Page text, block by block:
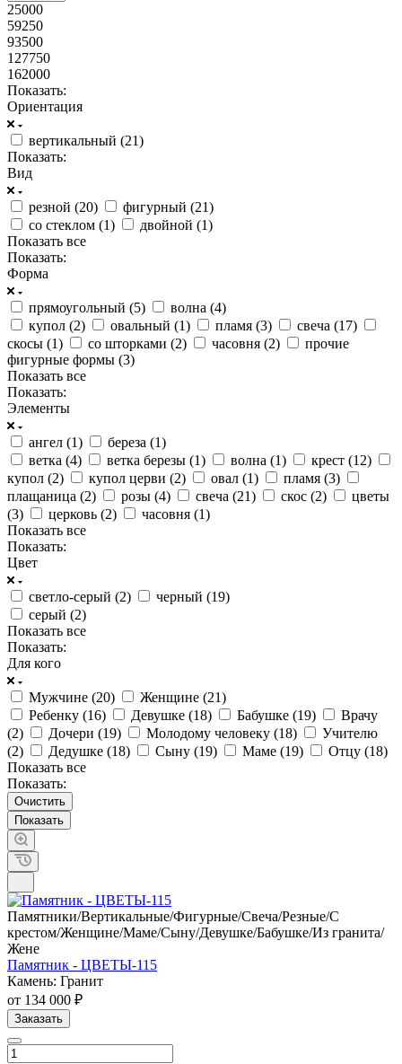
25000
59250
93500
127750
162000
Показать:
Ориентация
вертикальный (21)
Показать:
Вид
резной (20) фигурный (21)
со стеклом (1) двойной (1)
Показать все
Показать:
Форма
прямоугольный (5) волна (4)
купол (2) овальный (1) пламя (3) свеча (17)
скосы (1) со шторками (2) часовня (2)
прочие
фигурные формы (3)
Показать все
Показать:
Элементы
ангел (1) береза (1)
ветка (4) ветка березы (1) волна (1) крест (12)
купол (2) купол церви (2) овал (1) пламя (3)
плащаница (2) розы (4) свеча (21) скос (2)
цветы
(3) церковь (2) часовня (1)
Показать все
Показать:
Цвет
светло-серый (2) черный (19)
серый (2)
Показать все
Показать:
Для кого
Мужчине (20) Женщине (21)
Ребенку (16) Девушке (18) Бабушке (19)
Врачу
(2) Дочери (19) Молодому человеку (18)
Учителю
(2) Дедушке (18) Сыну (19) Маме (19) Отцу (18)
Показать все
Показать:
Очистить
Памятники/Вертикальные/Фигурные/Свеча/Резные/С
крестом/Женщине/Маме/Сыну/Девушке/Бабушке/Из гранита/
Жене
Памятник - ЦВЕТЫ-115
Камень: Гранит
от 134 000 ₽
Заказать